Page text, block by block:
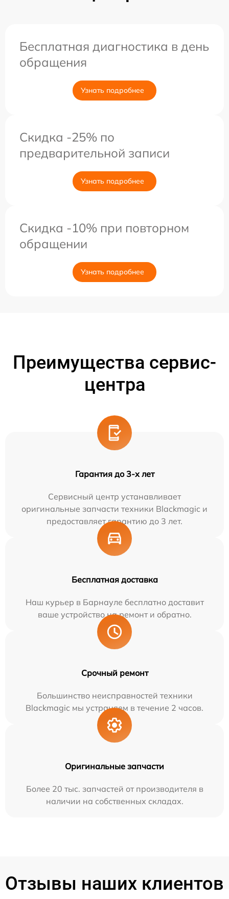
Бесплатная диагностика в день
обращения
Узнать подробнее
Скидка -25% по
предварительной записи
Узнать подробнее
Скидка -10% при повторном
обращении
Узнать подробнее
Преимущества сервис-
центра
Гарантия до 3-х лет
Сервисный центр устанавливает
оригинальные запчасти техники Blackmagic и
предоставляет гарантию до 3 лет.
Бесплатная доставка
Наш курьер в Барнауле бесплатно доставит
ваше устройство на ремонт и обратно.
Срочный ремонт
Большинство неисправностей техники
Blackmagic мы устраняем в течение 2 часов.
Оригинальные запчасти
Более 20 тыс. запчастей от производителя в
наличии на собственных складах.
Отзывы наших клиентов